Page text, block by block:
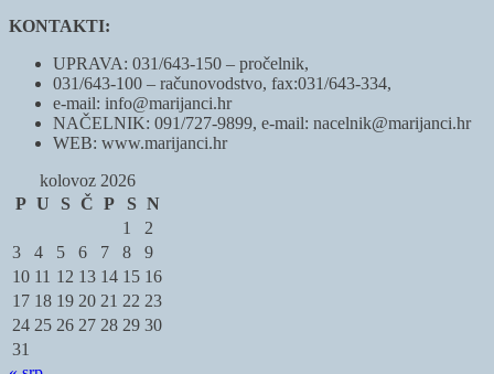
KONTAKTI:
UPRAVA: 031/643-150 – pročelnik,
031/643-100 – računovodstvo, fax:031/643-334,
e-mail: info@marijanci.hr
NAČELNIK: 091/727-9899, e-mail: nacelnik@marijanci.hr
WEB: www.marijanci.hr
kolovoz 2026
P U S Č P S N
1
2
3
4 5 6 7 8
9
10 11 12 13 14 15 16
17 18 19 20 21 22 23
24 25 26 27 28 29 30
31